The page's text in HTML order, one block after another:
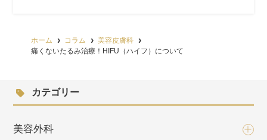
ホーム コラム
美容皮膚科
痛くないたるみ治療！HIFU（ハイフ）について
カテゴリー
美容外科